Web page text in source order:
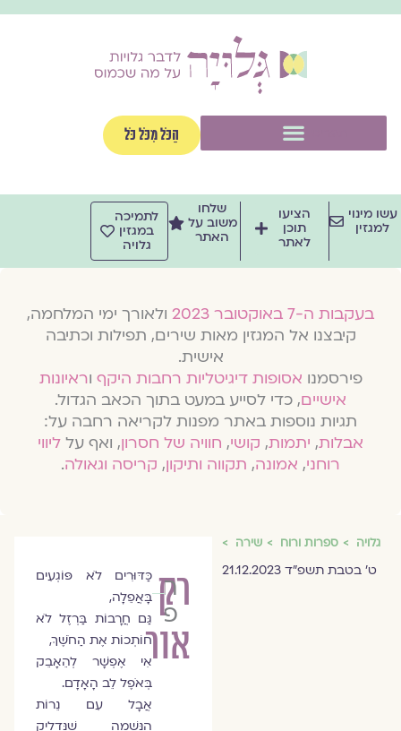
הַכֹּל מִכֹּל כֹּל
מינוי
למגזין
הציעו
תוכן
לאתר
שלחו
משוב על
האתר
לתמיכה
במגזין
גלויה
בעקבות ה-7 באוקטובר 2023
ולאורך ימי המלחמה,
קיבצנו אל המגזין מאות שירים, תפילות וכתיבה
אישית.
פירסמנואסופות דיגיטליות רחבות היקףוראיונות
אישיים, כדי לסייע במעט בתוך הכאב הגדול.
תגיות נוספות באתר מפנות לקריאה רחבה על:
אבלות,יתמות,קושי,חוויה של חסרון, ואף עלליווי
רוחני,אמונה,תקווה ותיקון,קריסה וגאולה.
גלויה ספרות ורוח שירה
ט׳ בטבת תשפ״ד 21.12.2023
רק
אור
חגי
פרץ
כַּדּוּרִים לֹא פּוֹגְעִים
בָּאֲפֵלָה,
גַּם חֲרָבוֹת בַּרְזֶל לֹא
חוֹתְכוֹת אֶת הַחֹשֶׁךְ,
אִי אֶפְשָׁר לְהֵאָבֵק
בְּאֹפֶל לֵב הָאָדָם.
אֲבָל עִם נֵרוֹת
הַנְּשָׁמָה שֶׁנַּדְלִיק